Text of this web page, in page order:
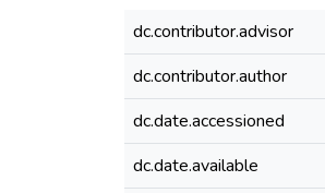
dc.contributor.advisor
dc.contributor.author
dc.date.accessioned
dc.date.available